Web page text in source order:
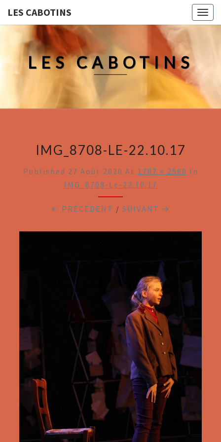
LES CABOTINS
LES CABOTINS
IMG_8708-LE-22.10.17
Published 27 Août 2020 At 1707 × 2560 In
IMG_8708-Le-22.10.17
← PRÉCÉDENT / SUIVANT →